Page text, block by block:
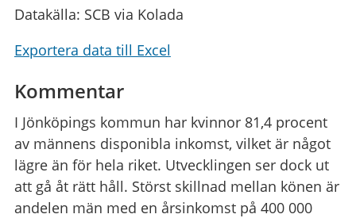
Datakälla: SCB via Kolada
Exportera data till Excel
Kommentar
I Jönköpings kommun har kvinnor 81,4 procent
av männens disponibla inkomst, vilket är något
lägre än för hela riket. Utvecklingen ser dock ut
att gå åt rätt håll. Störst skillnad mellan könen är
andelen män med en årsinkomst på 400 000